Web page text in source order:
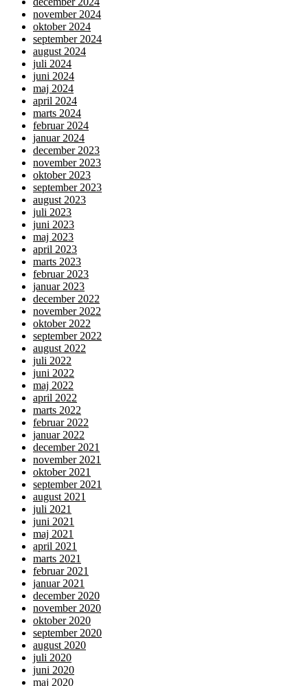
november 2024
oktober 2024
september 2024
august 2024
juli 2024
juni 2024
maj 2024
april 2024
marts 2024
februar 2024
januar 2024
december 2023
november 2023
oktober 2023
september 2023
august 2023
juli 2023
juni 2023
maj 2023
april 2023
marts 2023
februar 2023
januar 2023
december 2022
november 2022
oktober 2022
september 2022
august 2022
juli 2022
juni 2022
maj 2022
april 2022
marts 2022
februar 2022
januar 2022
december 2021
november 2021
oktober 2021
september 2021
august 2021
juli 2021
juni 2021
maj 2021
april 2021
marts 2021
februar 2021
januar 2021
december 2020
november 2020
oktober 2020
september 2020
august 2020
juli 2020
juni 2020
maj 2020